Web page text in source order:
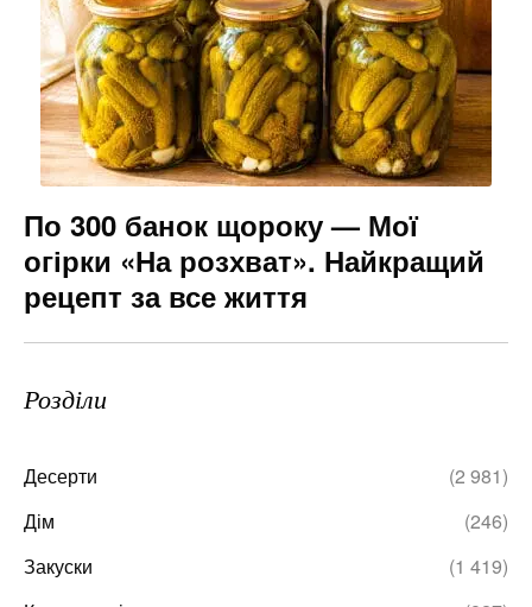
По 300 банок щороку — Мої
огірки «На розхват». Найкращий
рецепт за все життя
Розділи
Десерти
(2 981)
Дім
(246)
Закуски
(1 419)